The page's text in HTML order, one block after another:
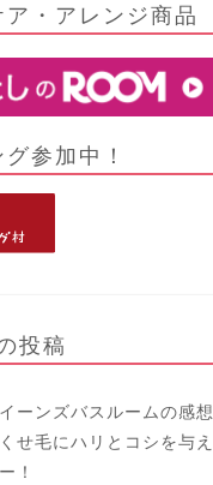
ア・アレンジ商品
参加中！
投稿
ーンズバスルームの感
くせ毛にハリとコシを与
！